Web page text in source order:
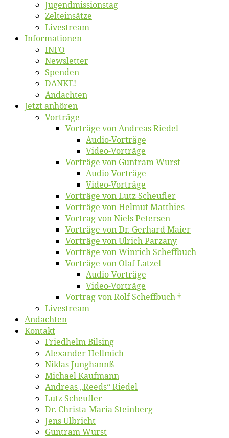
Jugend­mis­sions­tag
Zelt­ein­sät­ze
Live­stream
Informatio­nen
INFO
News­let­ter
Spen­den
DANKE!
An­dach­ten
Jetzt an­hö­ren
Vor­trä­ge
Vor­trä­ge von An­dre­as Riedel
Au­dio-Vor­trä­ge
Vi­deo-Vor­trä­ge
Vor­trä­ge von Gun­tram Wurst
Au­dio-Vor­trä­ge
Vi­deo-Vor­trä­ge
Vor­trä­ge von Lutz Scheufler
Vor­trä­ge von Hel­mut Matthies
Vor­trag von Niels Petersen
Vor­trä­ge von Dr. Ger­hard Maier
Vor­trä­ge von Ul­rich Parzany
Vor­trä­ge von Win­rich Scheffbuch
Vor­trä­ge von Olaf Latzel
Au­dio-Vor­trä­ge
Vi­deo-Vor­trä­ge
Vor­trag von Rolf Scheffbuch †
Live­stream
An­dach­ten
Kon­takt
Fried­helm Bilsing
Alex­an­der Hellmich
Ni­klas Junghannß
Mi­cha­el Kaufmann
An­dre­as „Reeds“ Riedel
Lutz Scheuf­ler
Dr. Chris­­ta-Ma­ria Steinberg
Jens Ulb­richt
Gun­tram Wurst